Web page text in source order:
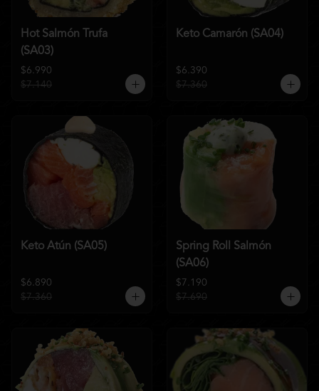
Hot Salmón Trufa
(SA03)
$6.990
$7.140
Keto Camarón (SA04)
$6.390
$7.360
Keto Atún (SA05)
$6.890
$7.360
Spring Roll Salmón
(SA06)
$7.190
$7.690